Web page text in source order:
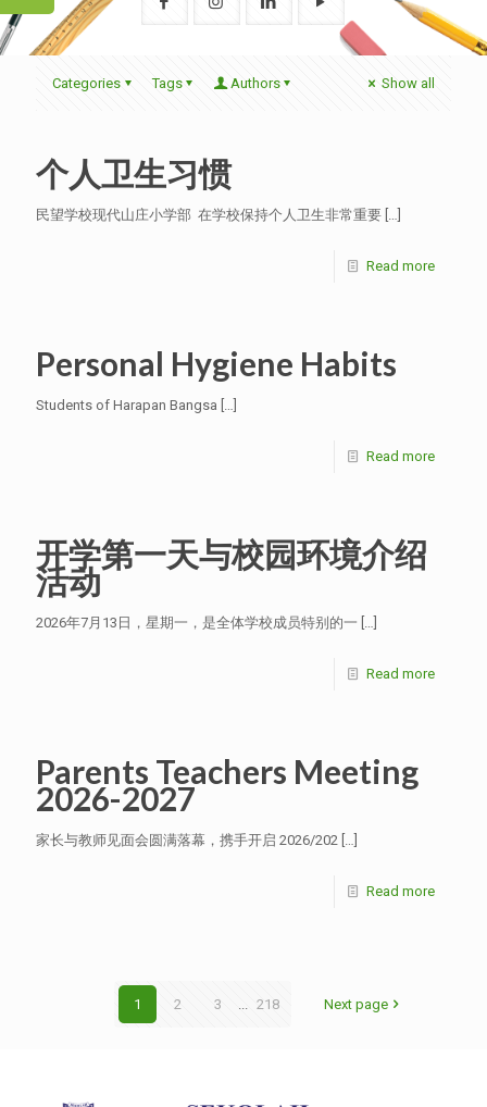
Categories Tags Authors Show all
个人卫生习惯
民望学校现代山庄小学部 在学校保持个人卫生非常重要 […]
Read more
Personal Hygiene Habits
Students of Harapan Bangsa […]
Read more
开学第一天与校园环境介绍
活动
2026年7月13日，星期一，是全体学校成员特别的一 […]
Read more
Parents Teachers Meeting
2026-2027
家长与教师见面会圆满落幕，携手开启 2026/202 […]
Read more
1 2 3 ... 218 Next page